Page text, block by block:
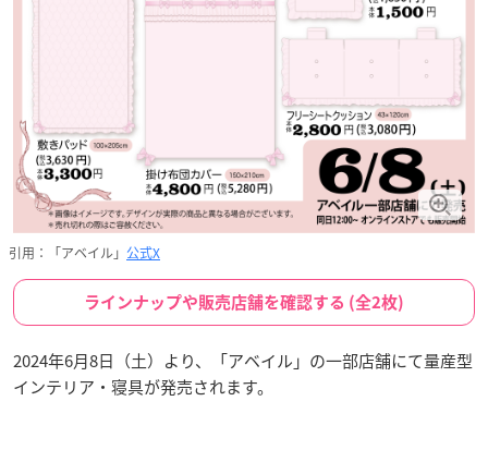
引用：「アベイル」 公式X
ラインナップや販売店舗を確認する (全2枚)
2024年6月8日（土）より、「アベイル」の一部店舗にて量産型
インテリア・寝具が発売されます。